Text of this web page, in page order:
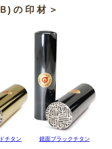
鑑は抵抗がありますよね。しか
できる人体にやさしい金属で
して使うことができます。
熱性にも非常に優れていま
融点を超えることはないため、
ありません。 一生物の印鑑と
ます。
夫です。ふとした瞬間に印鑑の
) の 印 材 ＞
チタン 鏡面ブラックチタン